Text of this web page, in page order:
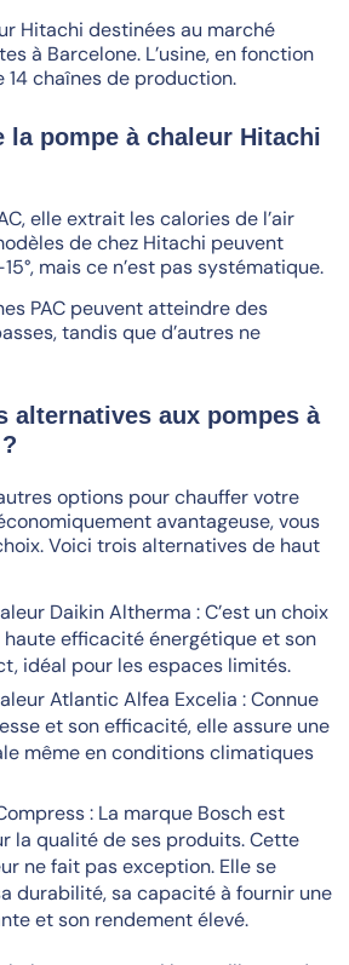
Hitachi destinées au marché
à Barcelone. L’usine, en fonction
14 chaînes de production.
la pompe à chaleur Hitachi
elle extrait les calories de l’air
de chez Hitachi peuvent
mais ce n’est pas systématique.
PAC peuvent atteindre des
tandis que d’autres ne
alternatives aux pompes à
options pour chauffer votre
avantageuse, vous
Voici trois alternatives de haut
Daikin Altherma : C’est un choix
efficacité énergétique et son
idéal pour les espaces limités.
Atlantic Alfea Excelia : Connue
et son efficacité, elle assure une
même en conditions climatiques
: La marque Bosch est
la qualité de ses produits. Cette
ne fait pas exception. Elle se
durabilité, sa capacité à fournir une
et son rendement élevé.